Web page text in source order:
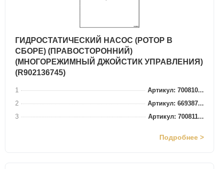
ГИДРОСТАТИЧЕСКИЙ НАСОС (РОТОР В
СБОРЕ) (ПРАВОСТОРОННИЙ)
(МНОГОРЕЖИМНЫЙ ДЖОЙСТИК УПРАВЛЕНИЯ)
(R902136745)
1
Артикул: 700810...
2
Артикул: 669387...
3
Артикул: 700811...
Подробнее >